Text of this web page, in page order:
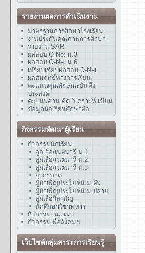
รายงานผลการดำเนินงาน
มาตรฐานการศึกษาโรงเรียน
งานประกันคุณภาพการศึกษา
รายงาน SAR
ผลสอบ O-Net ม.3
ผลสอบ O-Net ม.6
เปรียบเทียบผลสอบ O-Net
ผลสัมฤทธิ์ทางการเรียน
คะแนนคุณลักษณะอันพึง
ประสงค์
คะแนนอ่าน คิด วิเคราะห์ เขียน
ข้อมูลนักเรียนศึกษาต่อ
กิจกรรมพัฒนาผู้เรียน
กิจกรรมนักเรียน
ลูกเสือ/เนตนารี ม.1
ลูกเสือ/เนตนารี ม.2
ลูกเสือ/เนตนารี ม.3
ยุวกาชาด
ผู้บำเพ็ญประโยชน์ ม.ต้น
ผู้บำเพ็ญประโยชน์ ม.ปลาย
ลูกเสือวิสามัญ
นักศึกษาวิชาทหาร
กิจกรรมแนะแนว
กิจกรรมเพื่อสังคมฯ
เว็บไซต์กลุ่มสาระการเรียนรู้